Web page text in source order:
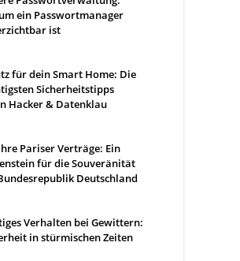
ein Passwortmanager
ist
für dein Smart Home: Die
Sicherheitstipps
Hacker & Datenklau
Pariser Verträge: Ein
für die Souveränität
Deutschland
Verhalten bei Gewittern:
in stürmischen Zeiten